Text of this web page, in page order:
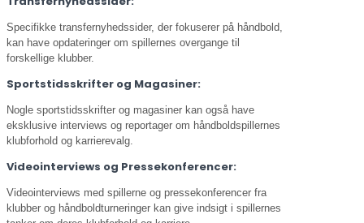
Specifikke transfernyhedssider, der fokuserer på håndbold,
kan have opdateringer om spillernes overgange til
forskellige klubber.
Sportstidsskrifter og Magasiner:
Nogle sportstidsskrifter og magasiner kan også have
eksklusive interviews og reportager om håndboldspillernes
klubforhold og karrierevalg.
Videointerviews og Pressekonferencer:
Videointerviews med spillerne og pressekonferencer fra
klubber og håndboldturneringer kan give indsigt i spillernes